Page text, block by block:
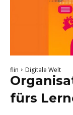
flin Digitale Welt
fürs